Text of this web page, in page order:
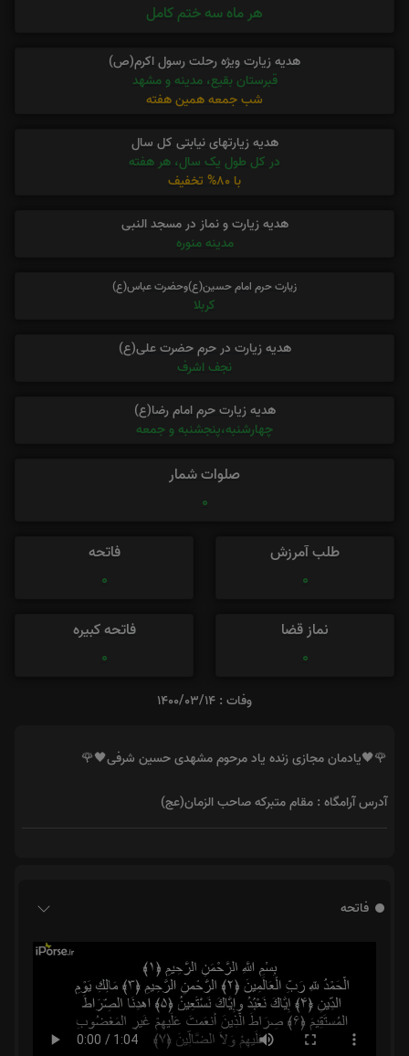
هر ماه سه ختم کامل
هدیه زیارت ویژه رحلت رسول اکرم(ص)
قبرستان بقیع، مدینه و مشهد
شب جمعه همین هفته
هدیه زیارتهای نیابتی کل سال
در کل طول یک سال، هر هفته
با 80% تخفیف
هدیه زیارت و نماز در مسجد النبی
مدینه منوره
زیارت حرم امام حسین(ع)وحضرت عباس(ع)
کربلا
هدیه زیارت در حرم حضرت علی(ع)
نجف اشرف
هدیه زیارت حرم امام رضا(ع)
چهارشنبه،پنجشنبه و جمعه
صلوات شمار
0
طلب آمرزش
0
فاتحه
0
نماز قضا
0
فاتحه کبیره
0
وفات : 1400/03/14
🌹🖤یادمان مجازی زنده یاد مرحوم مشهدی حسین شرفی🖤🌹
آدرس آرامگاه : مقام متبرکه صاحب الزمان(عج)
فاتحه